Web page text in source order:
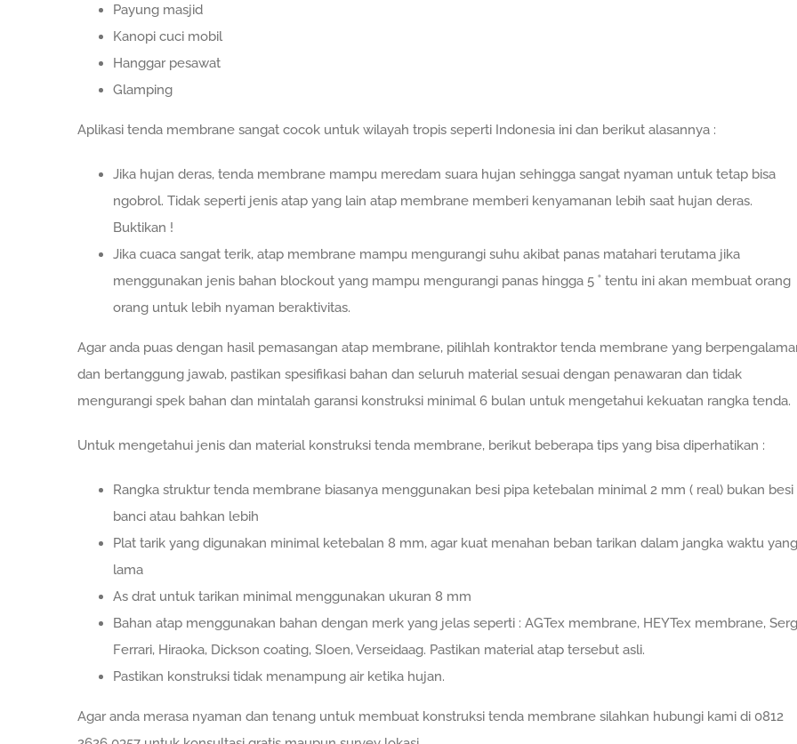
Payung masjid
Kanopi cuci mobil
Hanggar pesawat
Glamping
Aplikasi tenda membrane sangat cocok untuk wilayah tropis seperti Indonesia ini dan berikut alasannya :
Jika hujan deras, tenda membrane mampu meredam suara hujan sehingga sangat nyaman untuk tetap bisa
ngobrol. Tidak seperti jenis atap yang lain atap membrane memberi kenyamanan lebih saat hujan deras.
Buktikan !
Jika cuaca sangat terik, atap membrane mampu mengurangi suhu akibat panas matahari terutama jika
menggunakan jenis bahan blockout yang mampu mengurangi panas hingga 5 ˚ tentu ini akan membuat orang
orang untuk lebih nyaman beraktivitas.
Agar anda puas dengan hasil pemasangan atap membrane, pilihlah kontraktor tenda membrane yang
dan bertanggung jawab, pastikan spesifikasi bahan dan seluruh material sesuai dengan penawaran dan tidak
mengurangi spek bahan dan mintalah garansi konstruksi minimal 6 bulan untuk mengetahui kekuatan rangka tenda.
Untuk mengetahui jenis dan material konstruksi tenda membrane, berikut beberapa tips yang bisa diperhatikan :
Rangka struktur tenda membrane biasanya menggunakan besi pipa ketebalan minimal 2 mm ( real) bukan besi
banci atau bahkan lebih
Plat tarik yang digunakan minimal ketebalan 8 mm, agar kuat menahan beban tarikan dalam jangka waktu yang
lama
As drat untuk tarikan minimal menggunakan ukuran 8 mm
Bahan atap menggunakan bahan dengan merk yang jelas seperti : AGTex membrane, HEYTex membrane,
Ferrari, Hiraoka, Dickson coating, SIoen, Verseidaag. Pastikan material atap tersebut asli.
Pastikan konstruksi tidak menampung air ketika hujan.
Agar anda merasa nyaman dan tenang untuk membuat konstruksi tenda membrane silahkan hubungi kami di 0812